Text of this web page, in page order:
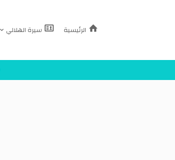
الرئيسية سيرة الهلالي